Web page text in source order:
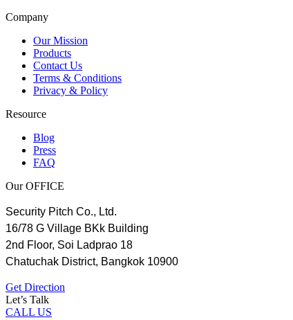
Company
Our Mission
Products
Contact Us
Terms & Conditions
Privacy & Policy
Resource
Blog
Press
FAQ
Our OFFICE
Security Pitch Co., Ltd.
16/78 G Village BKk Building
2nd Floor, Soi Ladprao 18
Chatuchak District, Bangkok 10900
Get Direction
Let’s Talk
CALL US